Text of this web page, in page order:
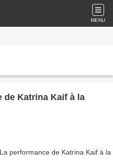
MENU
de Katrina Kaif à la